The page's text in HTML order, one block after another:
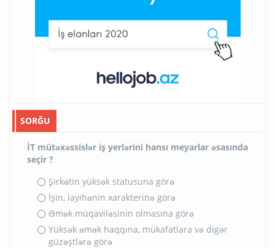
SORĞU
İT mütəxəssislər iş yerlərini hansı meyarlar əsasında
seçir ?
Şirkətin yüksək statusuna görə
İşin, layihənin xarakterinə görə
Əmək müqaviləsinin olmasına görə
Yüksək əmək haqqına, mükafatlara və digər
güzəştlərə görə